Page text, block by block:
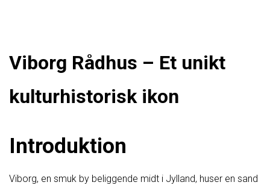
Viborg Rådhus – Et unikt
kulturhistorisk ikon
Introduktion
Viborg, en smuk by beliggende midt i Jylland, huser en sand